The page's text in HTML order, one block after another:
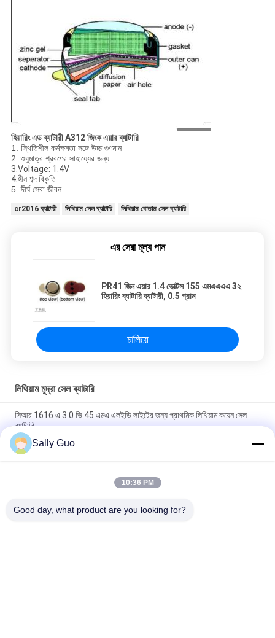
হিয়ারিং এড ব্যাটারী A312 জিংক এয়ার ব্যাটারি
1. স্থিতিশীল কর্মক্ষমতা সঙ্গে উচ্চ গুণমান
2. শুধুমাত্র শ্রবণের সাহায্যের জন্য
3.Voltage: 1.4V
4.হীন শব্দ বিকৃতি
5. দীর্ঘ সেবা জীবন
cr2016 ব্যাটারী লিথিয়াম সেল ব্যাটারি লিথিয়াম বোতাম সেল ব্যাটারি
এর সেরা মূল্য পান
PR41 জিন এয়ার 1.4 ভোল্টস 155 এমএএএএ 3২
হিয়ারিং ব্যাটারি ব্যাটারী, 0.5 গ্রাম
চালিয়ে
লিথিয়াম মুদ্রা সেল ব্যাটারি
সিআর 1616 এ 3.0 ভি 45 এমএ এলইডি লাইটের জন্য প্রাথমিক লিথিয়াম কয়েন সেল
ব্যাটারি
রিচার্জযোগ্য লিথিয়াম প্রাথমিক ব্যাটারি ML1220 3.0V 16mAh মুদ্রা / বোতাম সেল
সঙ্গে পা
সিআর 2450 3.0 ভি 600 এমএ লি-এমএন প্রাথমিক লিথিয়াম কয়েন সেল বাটরি ক্লক
Sally Guo
10:36 PM
Good day, what product are you looking for?